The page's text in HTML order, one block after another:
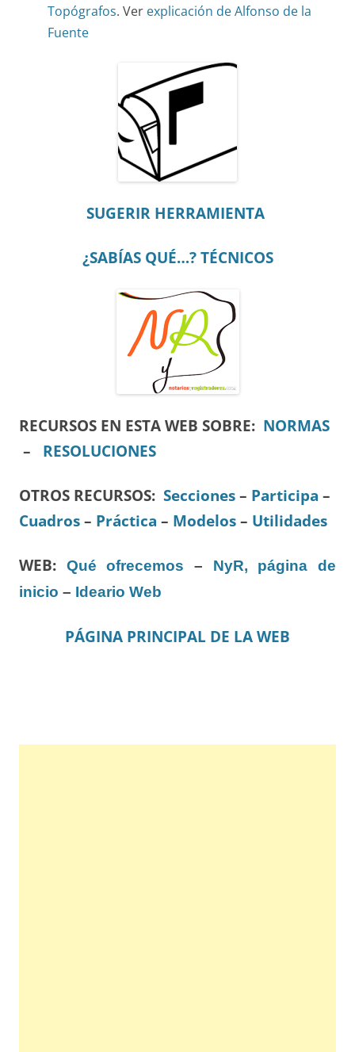
Topógrafos. Ver explicación de Alfonso de la
Fuente
SUGERIR HERRAMIENTA
¿SABÍAS QUÉ…? TÉCNICOS
RECURSOS EN ESTA WEB SOBRE: NORMAS
– RESOLUCIONES
OTROS RECURSOS: Secciones – Participa –
Cuadros – Práctica – Modelos – Utilidades
WEB: Qué ofrecemos – NyR, página de
inicio – Ideario Web
PÁGINA PRINCIPAL DE LA WEB